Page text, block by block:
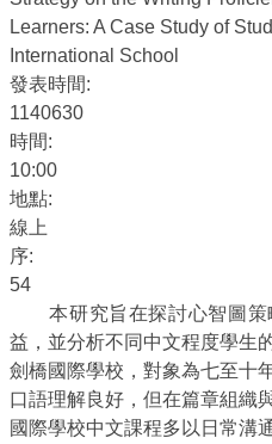
Learners: A Case Study of
International School
發表時間:
1140630
時間:
10:00
地點:
線上
序:
54
本研究旨在探討心智圖策
益，並分析不同中文程度學生
劍橋國際學校，對象為七至十
口語理解良好，但在篇章組織
國際學校中文課程多以日常溝